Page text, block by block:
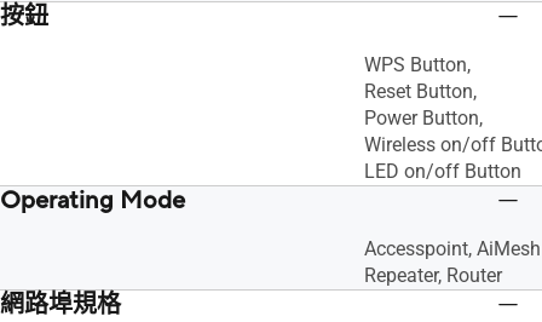
按鈕
WPS Button,
Reset Button,
Power Button,
Wireless on/off
LED on/off Button
Operating Mode
Accesspoint,
Repeater, Router
網路埠規格